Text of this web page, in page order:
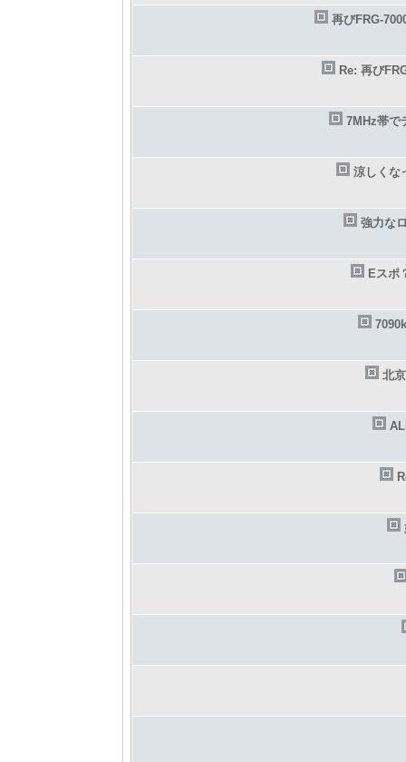
再びFRG-
Re: 再び
7MHz帯で
涼しくな
強力な
Eスポ
北